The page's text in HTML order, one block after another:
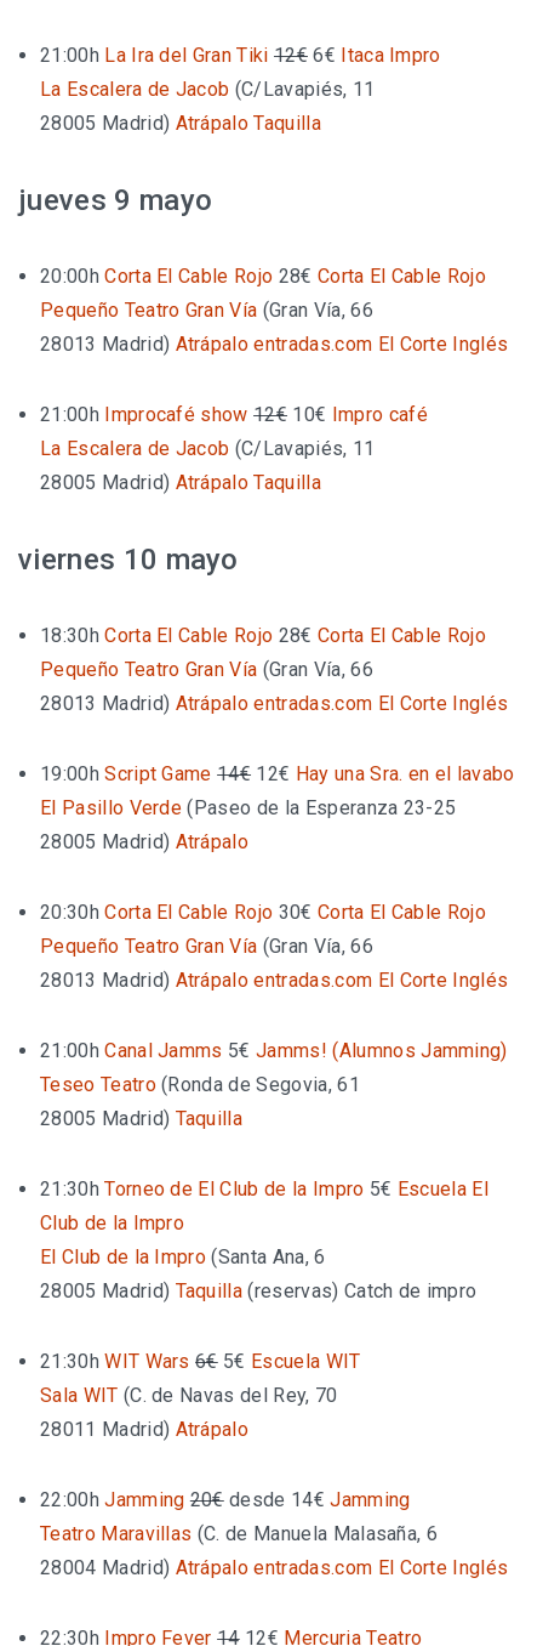
21:00h La Ira del Gran Tiki 12€6€ Itaca Impro
La Escalera de Jacob (C/Lavapiés, 11
28005 Madrid) Atrápalo Taquilla
jueves 9 mayo
20:00h Corta El Cable Rojo 28€ Corta El Cable Rojo
Pequeño Teatro Gran Vía (Gran Vía, 66
28013 Madrid) Atrápalo entradas.com El Corte Inglés
21:00h Improcafé show 12€ 10€ Impro café
La Escalera de Jacob (C/Lavapiés, 11
28005 Madrid) Atrápalo Taquilla
viernes 10 mayo
18:30h Corta El Cable Rojo 28€ Corta El Cable Rojo
Pequeño Teatro Gran Vía (Gran Vía, 66
28013 Madrid) Atrápalo entradas.com El Corte Inglés
19:00h Script Game 14€ 12€ Hay una Sra. en el lavabo
El Pasillo Verde ( Paseo de la Esperanza 23-25
28005 Madrid) Atrápalo
20:30h Corta El Cable Rojo 30€ Corta El Cable Rojo
Pequeño Teatro Gran Vía (Gran Vía, 66
28013 Madrid) Atrápalo entradas.com El Corte Inglés
21:00h Canal Jamms 5€ Jamms! (Alumnos Jamming)
Teseo Teatro( Ronda de Segovia, 61
28005 Madrid) Taquilla
21:30h Torneo de El Club de la Impro 5€ Escuela El
Club de la Impro
El Club de la Impro (Santa Ana, 6
28005 Madrid) Taquilla (reservas) Catch de impro
21:30h WIT Wars 6€5€ Escuela WIT
Sala WIT (C. de Navas del Rey, 70
28011 Madrid) Atrápalo
22:00h Jamming 20€desde 14€ Jamming
Teatro Maravillas (C. de Manuela Malasaña, 6
28004 Madrid) Atrápalo entradas.com El Corte Inglés
22:30h Impro Fever 1412€ Mercuria Teatro